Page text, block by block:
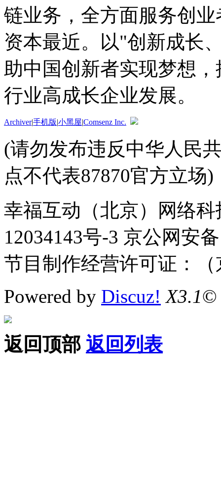
链业务，全方面服务创
资本最近。以"创新成长
助中国创新者实现梦想
行业高成长企业发展。
Archiver|手机版|小黑屋|Comsenz Inc.
(请勿发布违反中华人民
点不代表87870官方立场)
幸福互动（北京）网络
12034143号-3 京公网安
节目制作经营许可证：（
Powered by Discuz! X3.1©
返回顶部 返回列表